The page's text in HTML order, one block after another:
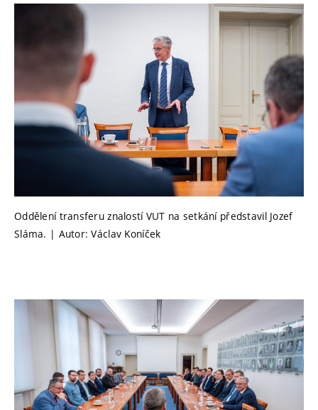
Oddělení transferu znalostí VUT na setkání představil Jozef
Sláma. | Autor: Václav Koníček